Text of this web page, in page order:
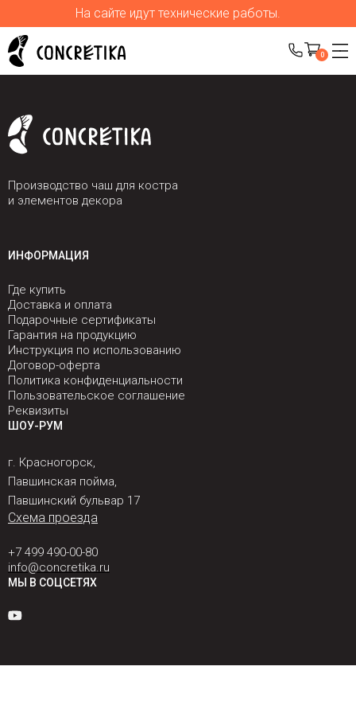
На сайте идут технические работы.
0
Производство чаш для костра
и элементов декора
ИНФОРМАЦИЯ
Где купить
Доставка и оплата
Подарочные сертификаты
Гарантия на продукцию
Инструкция по использованию
Договор-оферта
Политика конфиденциальности
Пользовательское соглашение
Реквизиты
ШОУ-РУМ
г. Красногорск,
Павшинская пойма,
Павшинский бульвар 17
Схема проезда
+7 499 490-00-80
info@concretika.ru
МЫ В СОЦСЕТЯХ